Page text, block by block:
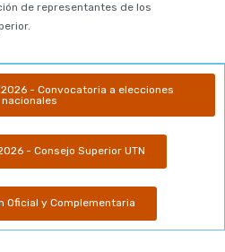
de representantes de los
- Convocatoria a elecciones
nacionales
- Consejo Superior UTN
Oficial y Complementaria